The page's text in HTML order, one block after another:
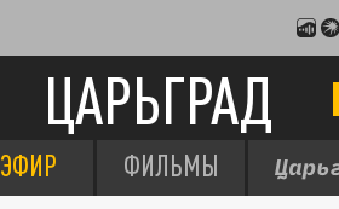
ЦАРЬГРАД
ЭФИР ФИЛЬМЫ